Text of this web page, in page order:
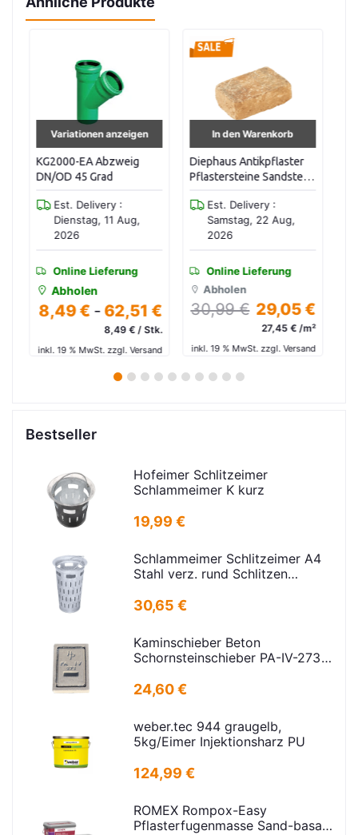
In den Warenkorb
Diephaus Antikpflaster
Pflastersteine Sandstein
Est. Delivery :
Samstag, 22 Aug,
2026
Online Lieferung
Abholen
30,99 € 29,05 €
27,45 € /m²
inkl. 19 % MwSt. zzgl. Versand
In den Warenkorb
KGB Bogen DN/OD 125
30 Grad
Est. Delivery :
Dienstag, 11 Aug,
2026
Online Lieferung
Abholen
22,02 € 4,62 €
4,62 € / Stk.
inkl. 19 % MwSt. zzgl. Versand
1 2 3 4 5 6 7 8 9 10
Bestseller
Hofeimer Schlitzeimer
Schlammeimer K kurz
19,99 €
Schlammeimer Schlitzeimer A4
Stahl verz. rund Schlitzen
30,65 €
Kaminschieber Beton
Schornsteinschieber PA-IV-273
16,5x24,5cm
24,60 €
weber.tec 944 graugelb,
5kg/Eimer Injektionsharz PU
124,99 €
ROMEX Rompox-Easy
Pflasterfugenmasse Sand-basalt